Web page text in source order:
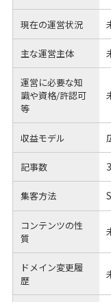
現在の運営状況
主な運営主体
運営に必要な知
識や資格/許認可
等
収益モデル
記事数
集客方法
コンテンツの性
質
ドメイン変更履
歴